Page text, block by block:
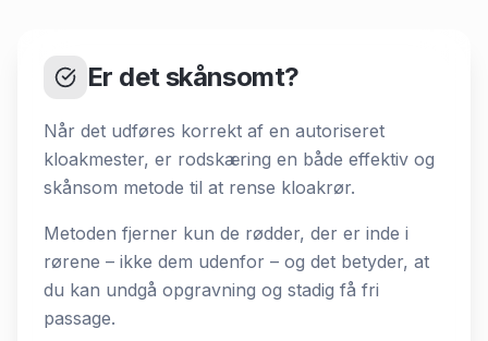
Er det skånsomt?
Når det udføres korrekt af en autoriseret
kloakmester, er rodskæring en både effektiv og
skånsom metode til at rense kloakrør.
Metoden fjerner kun de rødder, der er inde i
rørene – ikke dem udenfor – og det betyder, at
du kan undgå opgravning og stadig få fri
passage.